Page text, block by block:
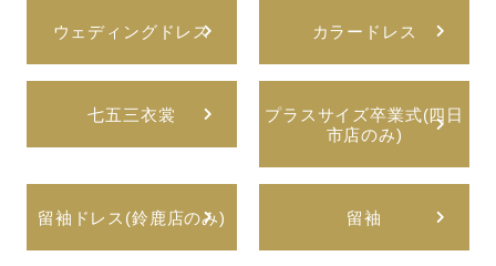
ウェディングドレス カラードレス
七五三衣裳
プラスサイズ卒業式(四日
市店のみ)
留袖ドレス(鈴鹿店のみ) 留袖